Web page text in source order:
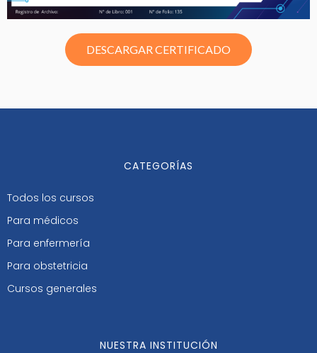
DESCARGAR CERTIFICADO
CATEGORÍAS
Todos los cursos
Para médicos
Para enfermería
Para obstetricia
Cursos generales
NUESTRA INSTITUCIÓN